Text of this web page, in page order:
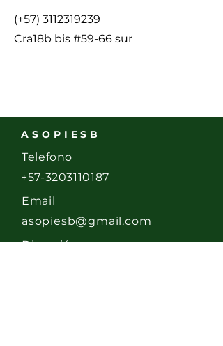
(+57) 3112319239
Cra18b bis #59-66 sur
ASOPIESB
Telefono
+57-3203110187
Email
asopiesb@gmail.com
Dirección